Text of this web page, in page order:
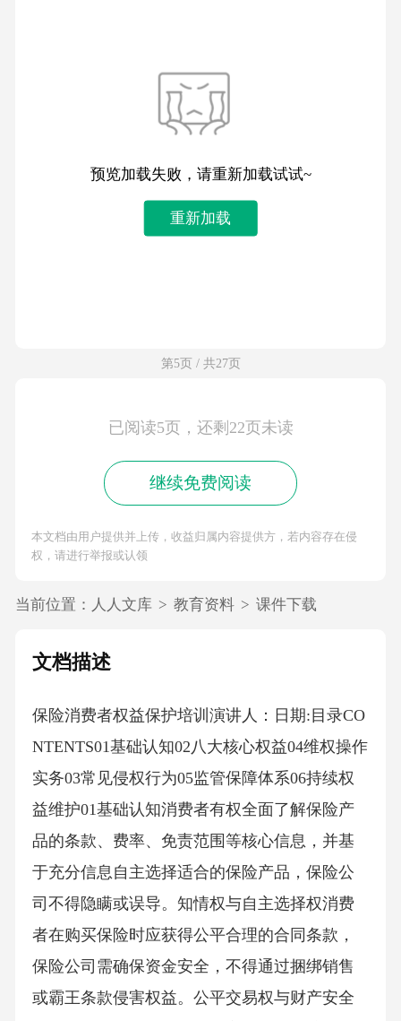
预览加载失败，请重新加载试试~
重新加载
第5页 / 共27页
已阅读5页，还剩22页未读
继续免费阅读
本文档由用户提供并上传，收益归属内容提供方，若内容存在侵
权，请进行举报或认领
当前位置： 人人文库 > 教育资料 > 课件下载
文档描述
保险消费者权益保护培训演讲人：日期:目录CO
NTENTS01基础认知02八大核心权益04维权操作
实务03常见侵权行为05监管保障体系06持续权
益维护01基础认知消费者有权全面了解保险产
品的条款、费率、免责范围等核心信息，并基
于充分信息自主选择适合的保险产品，保险公
司不得隐瞒或误导。知情权与自主选择权消费
者在购买保险时应获得公平合理的合同条款，
保险公司需确保资金安全，不得通过捆绑销售
或霸王条款侵害权益。公平交易权与财产安全